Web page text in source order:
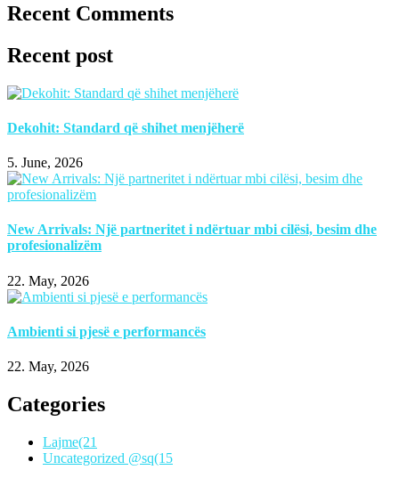
Recent Comments
Recent post
Dekohit: Standard që shihet menjëherë
5. June, 2026
New Arrivals: Një partneritet i ndërtuar mbi cilësi, besim dhe
profesionalizëm
22. May, 2026
Ambienti si pjesë e performancës
22. May, 2026
Categories
Lajme(21
Uncategorized @sq(15